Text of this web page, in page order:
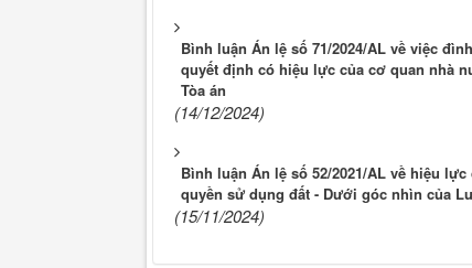
Bình luận Án lệ số 71/2024/AL về việc
quyết định có hiệu lực của cơ quan nhà
Tòa án
(14/12/2024)
Bình luận Án lệ số 52/2021/AL về hiệu
quyền sử dụng đất - Dưới góc nhìn của
(15/11/2024)